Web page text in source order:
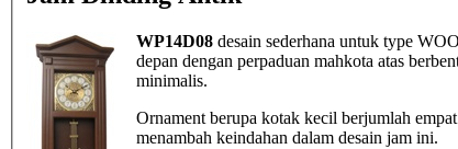
WP14D08 desain sederhana untuk type
depan dengan perpaduan mahkota atas
minimalis.
Ornament berupa kotak kecil berjumlah
menambah keindahan dalam desain jam ini.